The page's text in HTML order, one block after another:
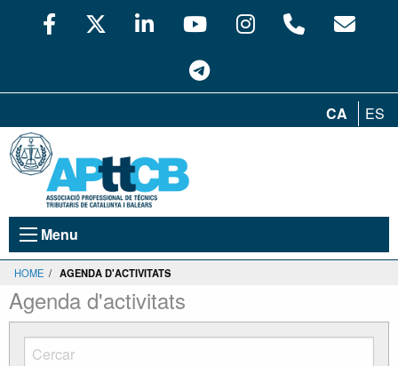
CA ES
Menu
HOME / AGENDA D'ACTIVITATS
Agenda d'activitats